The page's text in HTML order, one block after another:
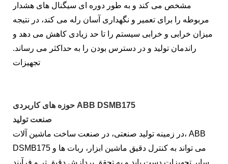
مشخص می کند و به طور دوره ای سیگنال های هشدار
مربوطه را برای تعمیر و نگهداری آسان رله می کند، در نتیجه
میزان خرابی و خرابی سیستم را تا حد زیادی کاهش می دهد و
راندمان تولید و در دسترس بودن را به حداکثر می رساند.
تجهیزات
حوزه های کاربردی ABB DSMB175
صنعت تولید
در زمینه تولید صنعتی، در صنعت ساخت ماشین آلات، ABB
DSMB175 می تواند به کنترل دقیق ماشین ابزار، ربات ها و
سایر تجهیزات دست یابد و به تحقق پردازش دقیق تر و فرآیند